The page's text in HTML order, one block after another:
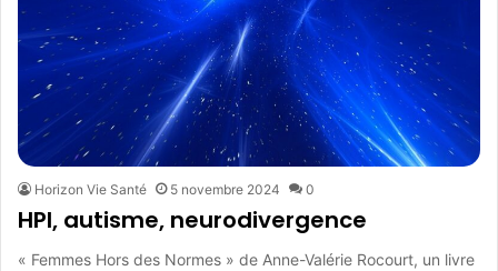
Horizon Vie Santé 5 novembre 2024 0
HPI, autisme, neurodivergence
« Femmes Hors des Normes » de Anne-Valérie Rocourt, un livre